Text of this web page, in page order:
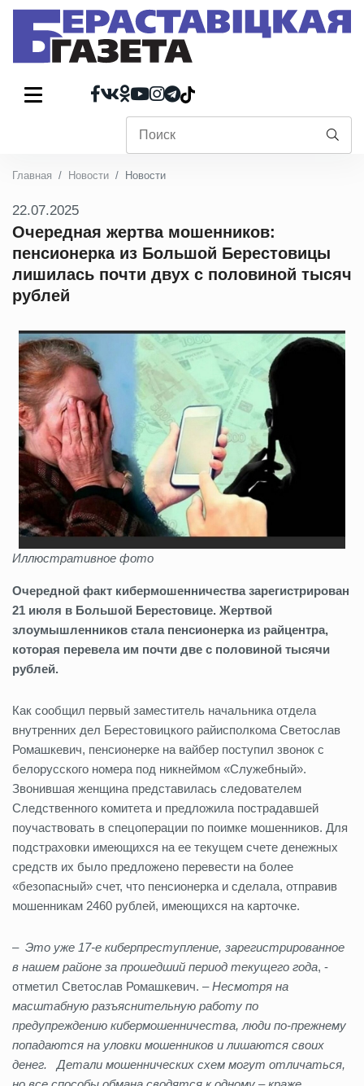
Главная Новости Новости
22.07.2025
Очередная жертва мошенников:
пенсионерка из Большой Берестовицы
лишилась почти двух с половиной тысяч
рублей
Иллюстративное фото
Очередной факт кибермошенничества зарегистрирован
21 июля в Большой Берестовице. Жертвой
злоумышленников стала пенсионерка из райцентра,
которая перевела им почти две с половиной тысячи
рублей.
Как сообщил первый заместитель начальника отдела
внутренних дел Берестовицкого райисполкома Светослав
Ромашкевич, пенсионерке на вайбер поступил звонок с
белорусского номера под никнеймом «Служебный».
Звонившая женщина представилась следователем
Следственного комитета и предложила пострадавшей
поучаствовать в спецоперации по поимке мошенников. Для
подстраховки имеющихся на ее текущем счете денежных
средств их было предложено перевести на более
«безопасный» счет, что пенсионерка и сделала, отправив
мошенникам 2460 рублей, имеющихся на карточке.
– Это уже 17-е киберпреступление, зарегистрированное
в нашем районе за прошедший период текущего года, -
отметил Светослав Ромашкевич. –Несмотря на
масштабную разъяснительную работу по
предупреждению кибермошенничества, люди по-прежнему
попадаются на уловки мошенников и лишаются своих
денег. Детали мошеннических схем могут отличаться,